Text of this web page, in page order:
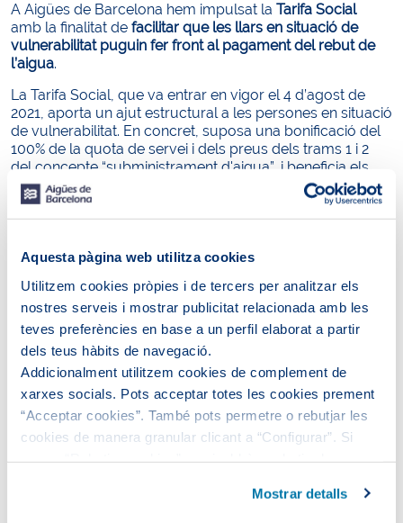
Aquesta pàgina web utilitza cookies
Utilitzem cookies pròpies i de tercers per analitzar els
nostres serveis i mostrar publicitat relacionada amb les
teves preferències en base a un perfil elaborat a partir
dels teus hàbits de navegació.
Addicionalment utilitzem cookies de complement de
xarxes socials. Pots acceptar totes les cookies prement
“Acceptar cookies”. També pots permetre o rebutjar les
cookies de manera granular clicant a “Configurar”. Si
que són indispensables perquè el lloc web funcioni i que,
Mostrar detalls
A Aigües de Barcelona hem impulsat la Tarifa Social
amb la finalitat de facilitar que les llars en situació de
vulnerabilitat puguin fer front al pagament del rebut de
l’aigua.
La Tarifa Social, que va entrar en vigor el 4 d’agost de
2021, aporta un ajut estructural a les persones en situació
de vulnerabilitat. En concret, suposa una bonificació del
100% de la quota de servei i dels preus dels trams 1 i 2
del concepte “subministrament d'aigua”, i beneficia els
següents col·lectius:
Famílies amb tots els seus membres a l'atur.
Persones i unitats familiars que acreditin que es
troben en situació de vulnerabilitat econòmica,
d'acord amb el que estableix la normativa vigent,
o a les quals s'hagi reconegut, per mitjà d'un
informe dels serveis socials de l'administració
local competent, la situació de risc d'exclusió
residencial.
La Tarifa Social de l'aigua ha beneficiat64.637
famíliesdurant el 2024, el que suposa11,1 milions d'euros